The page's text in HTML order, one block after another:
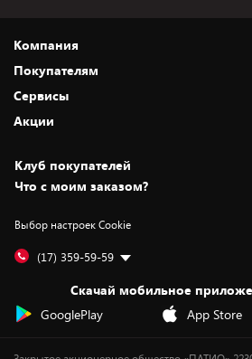
Компания
О нас
Адреса магазинов
Новости
Статьи и обзоры
Вакансии
Дай пять добру!
Покупателям
Как сделать заказ
Оплата и доставка
Безналичный расчёт
Обмен и возврат товара
Обработка персональных данных
Подарочные карты
Сервисы
Установка техники
Для игровых консолей
Для мобильных устройств
Для компьютеров
Сервисные центры
Акции
Скидки и промокоды
Белорусские товары
Бонусы
Оплата частями
Новинки
Клуб покупателей
Что с моим заказом?
Выбор настроек Cookie
(17) 359-59-59
Скачай мобильное
GooglePlay
App Store